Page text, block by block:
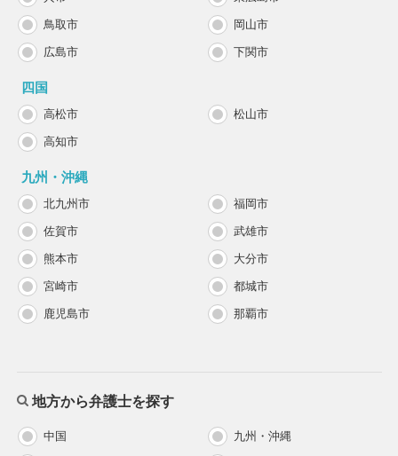
鳥取市 岡山市
広島市 下関市
四国
高松市 松山市
高知市
九州・沖縄
北九州市 福岡市
佐賀市 武雄市
熊本市 大分市
宮崎市 都城市
鹿児島市 那覇市
地方から弁護士を探す
中国 九州・沖縄